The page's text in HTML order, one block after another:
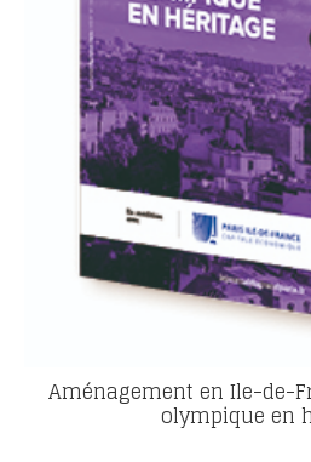
Aménagement en Ile-de-
olympique en